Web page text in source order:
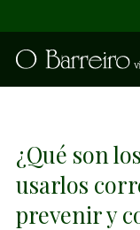
¿Qué son
usarlos
prevenir y